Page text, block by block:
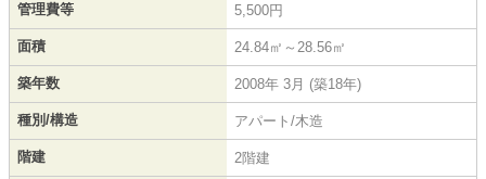
管理費等 5,500円
面積 24.84㎡～28.56㎡
築年数 2008年 3月 (築18年)
種別/構造 アパート/木造
階建 2階建